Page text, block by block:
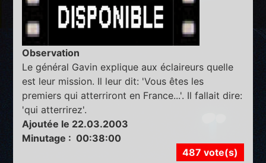
Observation
Le général Gavin explique aux éclaireurs quelle
est leur mission. Il leur dit: 'Vous êtes les
premiers qui atterriront en France...'. Il fallait dire:
'qui atterrirez'.
Ajoutée le 22.03.2003
Minutage : 00:38:00
487 vote(s)